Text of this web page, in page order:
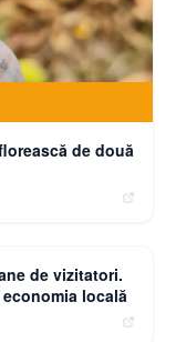
de două
de vizitatori.
locală